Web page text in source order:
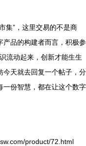
集”，这里交易的不是商
品的构建者而言，积极参
流动起来，创新才能生生
今天就去回复一个帖子，分
份智慧，都在让这个数字
product/72.html